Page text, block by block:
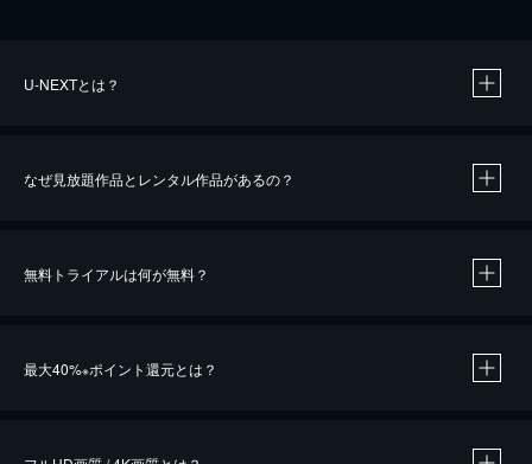
U-NEXTとは？
なぜ見放題作品とレンタル作品があるの？
無料トライアルは何が無料？
最大40%※ポイント還元とは？